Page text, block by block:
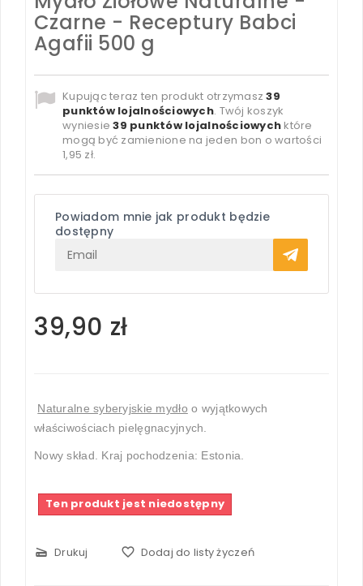
Czarne - Receptury Babci
Agafii 500 g
Kupując teraz ten produkt otrzymasz39
punktów lojalnościowych. Twój koszyk
wyniesie39 punktów lojalnościowych które
mogą być zamienione na jeden bon o wartości
1,95 zł.
Powiadom mnie jak produkt będzie
dostępny
39,90 zł
Naturalne syberyjskie mydło o wyjątkowych
właściwościach pielęgnacyjnych
Nowy skład. Kraj pochodzenia: Estonia.
Ten produkt jest niedostępny
scanner Drukuj favorite_border Dodaj do listy życzeń